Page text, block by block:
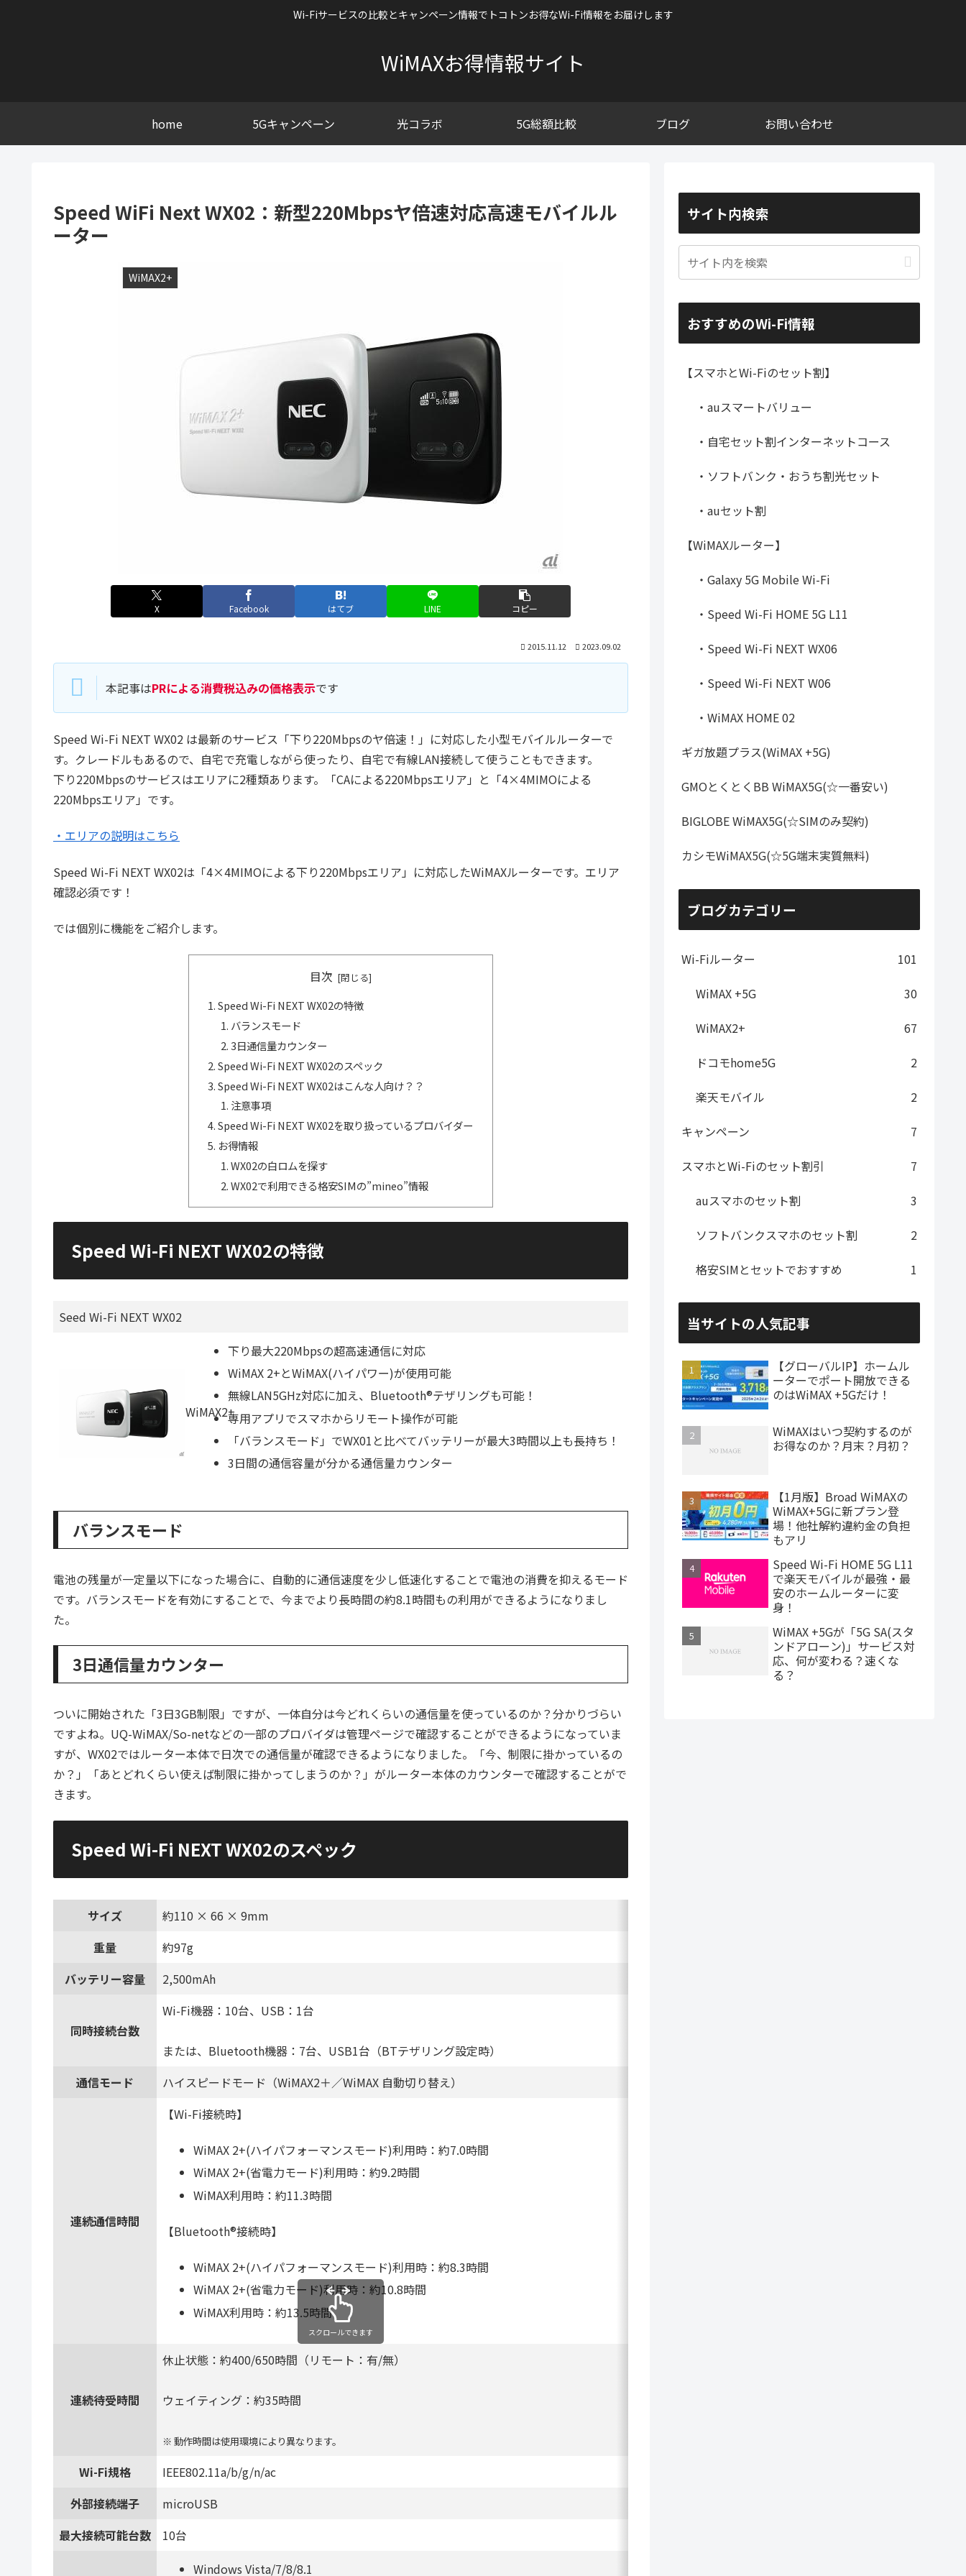
Wi-Fiサービスの比較とキャンペーン情報でトコトンお得なWi-Fi情報をお届けします
WiMAXお得情報サイト
home 5Gキャンペーン 光コラボ 5G総額比較 ブログ お問い合わせ
Speed WiFi Next WX02：新型220Mbpsヤ倍速対応高速モバイルル
ーター
WiMAX2+
X Facebook はてブ LINE コピー
2015.11.12 2023.09.02
本記事はPRによる消費税込みの価格表示です
Speed Wi-Fi NEXT WX02 は最新のサービス「下り220Mbpsのヤ倍速！」に対応した小型モバイルルーターで
す。クレードルもあるので、自宅で充電しながら使ったり、自宅で有線LAN接続して使うこともできます。
下り220Mbpsのサービスはエリアに2種類あります。「CAによる220Mbpsエリア」と「4×4MIMOによる
220Mbpsエリア」です。
・エリアの説明はこちら
Speed Wi-Fi NEXT WX02は「4×4MIMOによる下り220Mbpsエリア」に対応したWiMAXルーターです。エリア
確認必須です！
では個別に機能をご紹介します。
目次
Speed Wi-Fi NEXT WX02の特徴
バランスモード
3日通信量カウンター
Speed Wi-Fi NEXT WX02のスペック
Speed Wi-Fi NEXT WX02はこんな人向け？？
注意事項
Speed Wi-Fi NEXT WX02を取り扱っているプロバイダー
お得情報
WX02の白ロムを探す
WX02で利用できる格安SIMの”mineo”情報
Speed Wi-Fi NEXT WX02の特徴
Seed Wi-Fi NEXT WX02
WiMAX2+
下り最大220Mbpsの超高速通信に対応
WiMAX 2+とWiMAX(ハイパワー)が使用可能
無線LAN5GHz対応に加え、Bluetooth®テザリングも可能！
専用アプリでスマホからリモート操作が可能
「バランスモード」でWX01と比べてバッテリーが最大3時間以上も長持ち！
3日間の通信容量が分かる通信量カウンター
バランスモード
電池の残量が一定量以下になった場合に、自動的に通信速度を少し低速化することで電池の消費を抑えるモード
です。バランスモードを有効にすることで、今までより長時間の約8.1時間もの利用ができるようになりまし
た。
3日通信量カウンター
ついに開始された「3日3GB制限」ですが、一体自分は今どれくらいの通信量を使っているのか？分かりづらい
ですよね。UQ-WiMAX/So-netなどの一部のプロバイダは管理ページで確認することができるようになっていま
すが、WX02ではルーター本体で日次での通信量が確認できるようになりました。「今、制限に掛かっているの
か？」「あとどれくらい使えば制限に掛かってしまうのか？」がルーター本体のカウンターで確認することがで
きます。
Speed Wi-Fi NEXT WX02のスペック
サイズ
約110 × 66 × 9mm
重量
約97g
バッテリー容量
2,500mAh
同時接続台数
Wi-Fi機器：10台、USB：1台
または、Bluetooth機器：7台、USB1台（BTテザリング設定時）
通信モード
ハイスピードモード（WiMAX2＋／WiMAX 自動切り替え）
連続通信時間
【Wi-Fi接続時】
WiMAX 2+(ハイパフォーマンスモード)利用時：約7.0時間
WiMAX 2+(省電力モード)利用時：約9.2時間
WiMAX利用時：約11.3時間
【Bluetooth®接続時】
WiMAX 2+(ハイパフォーマンスモード)利用時：約8.3時間
WiMAX 2+(省電力モード)利用時：約10.8時間
WiMAX利用時：約13.5時間
連続待受時間
休止状態：約400/650時間（リモート：有/無）
ウェイティング：約35時間
※ 動作時間は使用環境により異なります。
Wi-Fi規格
IEEE802.11a/b/g/n/ac
外部接続端子
microUSB
最大接続可能台数
10台
Windows Vista/7/8/8.1
スクロールできます
サイト内検索
おすすめのWi-Fi情報
【スマホとWi-Fiのセット割】
・auスマートバリュー
・自宅セット割インターネットコース
・ソフトバンク・おうち割光セット
・auセット割
【WiMAXルーター】
・Galaxy 5G Mobile Wi-Fi
・Speed Wi-Fi HOME 5G L11
・Speed Wi-Fi NEXT WX06
・Speed Wi-Fi NEXT W06
・WiMAX HOME 02
ギガ放題プラス(WiMAX +5G)
GMOとくとくBB WiMAX5G(☆一番安い)
BIGLOBE WiMAX5G(☆SIMのみ契約)
カシモWiMAX5G(☆5G端末実質無料)
ブログカテゴリー
Wi-Fiルーター
101
WiMAX +5G
30
WiMAX2+
67
ドコモhome5G
2
楽天モバイル
2
キャンペーン
7
スマホとWi-Fiのセット割引
7
auスマホのセット割
3
ソフトバンクスマホのセット割
2
格安SIMとセットでおすすめ
1
当サイトの人気記事
【グローバルIP】ホームル
ーターでポート開放できる
のはWiMAX +5Gだけ！
WiMAXはいつ契約するのが
お得なのか？月末？月初？
【1月版】Broad WiMAXの
WiMAX+5Gに新プラン登
場！他社解約違約金の負担
もアリ
Speed Wi-Fi HOME 5G L11
で楽天モバイルが最強・最
安のホームルーターに変
身！
WiMAX +5Gが「5G SA(スタ
ンドアローン)」サービス対
応、何が変わる？速くな
る？